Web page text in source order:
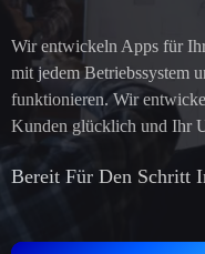
Wir entwickeln Apps für
mit jedem Betriebssystem
funktionieren. Wir
Kunden glücklich und Ihr
Bereit Für Den Schritt